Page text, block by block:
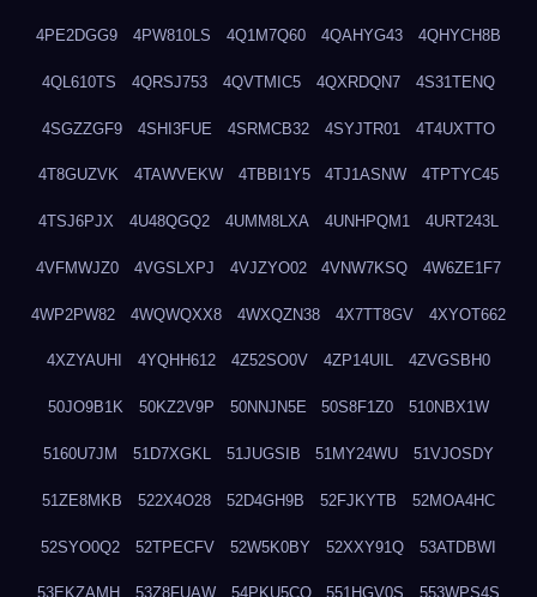
4PE2DGG9 4PW810LS 4Q1M7Q60 4QAHYG43 4QHYCH8B
4QL610TS 4QRSJ753 4QVTMIC5 4QXRDQN7 4S31TENQ
4SGZZGF9 4SHI3FUE 4SRMCB32 4SYJTR01 4T4UXTTO
4T8GUZVK 4TAWVEKW 4TBBI1Y5 4TJ1ASNW 4TPTYC45
4TSJ6PJX 4U48QGQ2 4UMM8LXA 4UNHPQM1 4URT243L
4VFMWJZ0 4VGSLXPJ 4VJZYO02 4VNW7KSQ 4W6ZE1F7
4WP2PW82 4WQWQXX8 4WXQZN38 4X7TT8GV 4XYOT662
4XZYAUHI 4YQHH612 4Z52SO0V 4ZP14UIL 4ZVGSBH0
50JO9B1K 50KZ2V9P 50NNJN5E 50S8F1Z0 510NBX1W
5160U7JM 51D7XGKL 51JUGSIB 51MY24WU 51VJOSDY
51ZE8MKB 522X4O28 52D4GH9B 52FJKYTB 52MOA4HC
52SYO0Q2 52TPECFV 52W5K0BY 52XXY91Q 53ATDBWI
53EKZAMH 53Z8FUAW 54PKU5CO 551HGV0S 553WPS4S